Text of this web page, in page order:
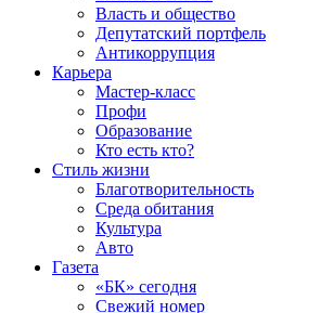
Власть и общество
Депутатский портфель
Антикоррупция
Карьера
Мастер-класс
Профи
Образование
Кто есть кто?
Стиль жизни
Благотворительность
Среда обитания
Культура
Авто
Газета
«БК» сегодня
Свежий номер